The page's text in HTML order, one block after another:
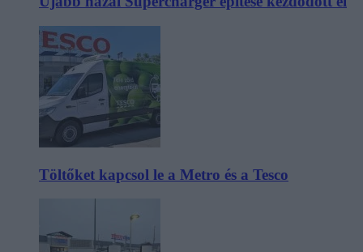
Töltőket kapcsol le a Metro és a Tesco